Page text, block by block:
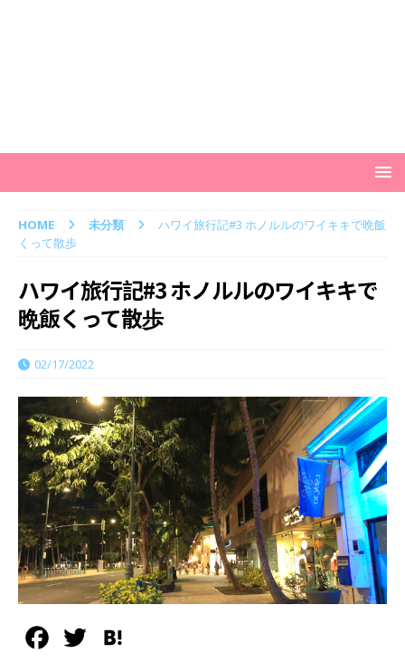
HOME 未分類
ハワイ旅行記#3 ホノルルのワイキキで晩飯
くって散歩
ハワイ旅行記#3 ホノルルのワイキキで
晩飯くって散歩
02/17/2022